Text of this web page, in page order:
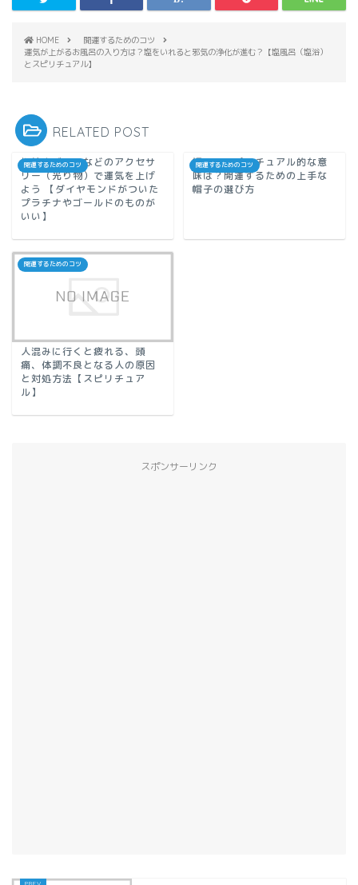
HOME
開運するためのコツ
運気が上がるお風呂の入り方は？塩をいれると邪気の浄化が進む？【塩風呂（塩浴）
とスピリチュアル】
RELATED POST
開運するためのコツ
指輪やビアスなどのアクセサ
リー（光り物）で運気を上げ
よう 【ダイヤモンドがついた
プラチナやゴールドのものが
いい】
開運するためのコツ
帽子のスピリチュアル的な意
味は？開運するための上手な
帽子の選び方
開運するためのコツ
人混みに行くと疲れる、頭
痛、体調不良となる人の原因
と対処方法【スピリチュア
ル】
スポンサーリンク